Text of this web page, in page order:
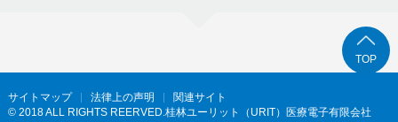
TOP
サイトマップ 法律上の声明
関連サイト
© 2018 ALL RIGHTS REERVED.桂林ユーリット（URIT）医療電子有限会社